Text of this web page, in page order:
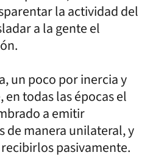
la actividad del
a la gente el
un poco por inercia y
todas las épocas el
a emitir
de manera unilateral, y
pasivamente.